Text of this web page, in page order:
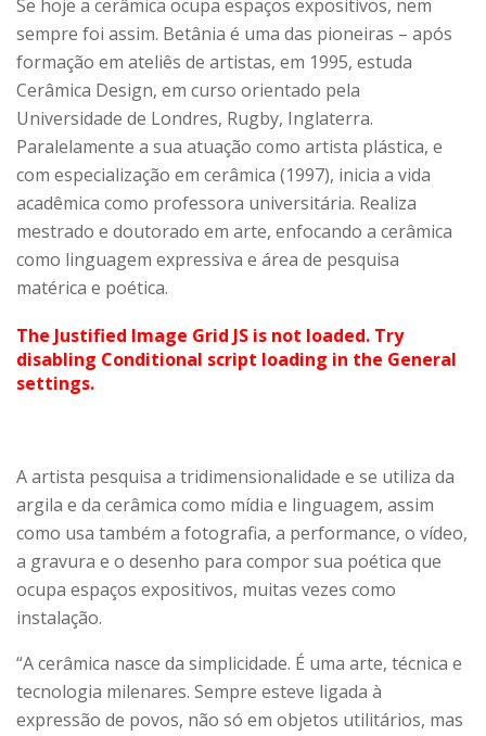
Se hoje a cerâmica ocupa espaços expositivos, nem
sempre foi assim. Betânia é uma das pioneiras – após
formação em ateliês de artistas, em 1995, estuda
Cerâmica Design, em curso orientado pela
Universidade de Londres, Rugby, Inglaterra.
Paralelamente a sua atuação como artista plástica, e
com especialização em cerâmica (1997), inicia a vida
acadêmica como professora universitária. Realiza
mestrado e doutorado em arte, enfocando a cerâmica
como linguagem expressiva e área de pesquisa
matérica e poética.
The Justified Image Grid JS is not loaded. Try
disabling Conditional script loading in the General
settings.
A artista pesquisa a tridimensionalidade e se utiliza da
argila e da cerâmica como mídia e linguagem, assim
como usa também a fotografia, a performance, o vídeo,
a gravura e o desenho para compor sua poética que
ocupa espaços expositivos, muitas vezes como
instalação.
“A cerâmica nasce da simplicidade. É uma arte, técnica e
tecnologia milenares. Sempre esteve ligada à
expressão de povos, não só em objetos utilitários, mas